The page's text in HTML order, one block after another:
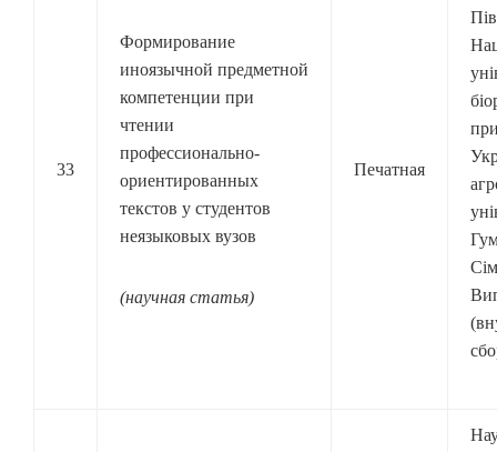
33
Формирование
иноязычной предметной
компетенции при
чтении
профессионально-
ориентированных
текстов у студентов
неязыковых вузов
(научная статья)
Печатная